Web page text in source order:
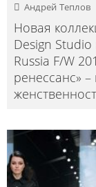
Андрей Теплов
Новая
Design
Russia F/W
ренессанс»